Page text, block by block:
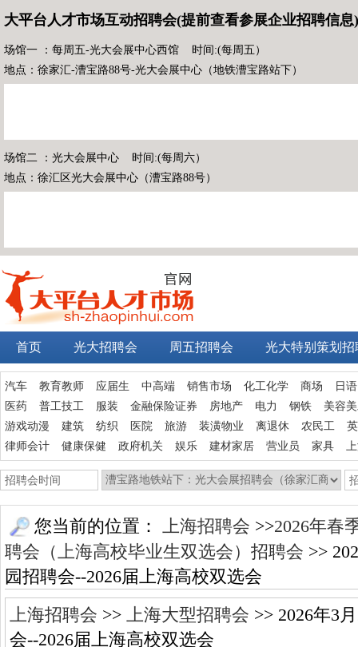
大平台人才市场互动招聘会(提前查看参展企业招聘信息)
场馆一 ：每周五-光大会展中心西馆 时间:(每周五）
地点：徐家汇-漕宝路88号-光大会展中心（地铁漕宝路站下）
场馆二 ：光大会展中心 时间:(每周六）
地点：徐汇区光大会展中心（漕宝路88号）
首页 光大招聘会 周五招聘会 光大特别策划招
汽车 教育教师 应届生 中高端 销售市场 化工化学 商场
日
医药
普工技工 服装 金融保险证券 房地产 电力 钢铁
美容
游戏动漫
建筑 纺织 医院 旅游 装潢物业 离退休 农民工
律师会计
健康保健 政府机关 娱乐 建材家居 营业员 家具
您当前的位置： 上海招聘会 >>2026年春
聘会（上海高校毕业生双选会）招聘会 >>
园招聘会--2026届上海高校双选会
上海招聘会 >> 上海大型招聘会 >> 2026年3
会--2026届上海高校双选会